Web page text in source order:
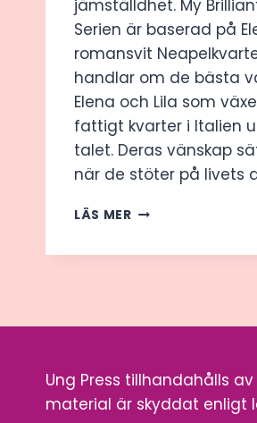
jämställdhet. My
Serien är baserad på
romansvit
handlar om de bästa
Elena och Lila som
fattigt kvarter i Italien
talet. Deras vänskap
när de stöter på livets
LÄS MER
Ung Press tillhandahålls
material är skyddat enligt